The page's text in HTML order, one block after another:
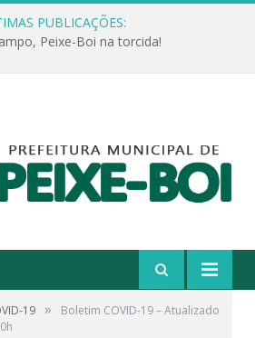
PUBLICAÇÕES:
Peixe-Boi na torcida!
19 »
Boletim COVID-19 – Atualizado